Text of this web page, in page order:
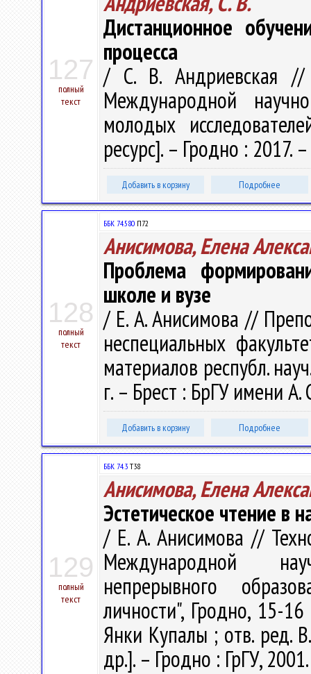
127
полный
текст
Дистанционное
процесса
/ С. В. Андриевская
Международной
молодых
ресурс]. – Гродно : 2017.
Добавить в корзину Подробнее
128
полный
текст
ББК 74.580 П72
Анисимова, Елена
Проблема
школе и вузе
/ Е. А. Анисимова //
неспециальных
материалов республ.
г. – Брест : БрГУ имени
Добавить в корзину Подробнее
129
полный
текст
ББК 74.3 Т38
Анисимова, Елена
Эстетическое чтение в
/ Е. А. Анисимова //
Международной
непрерывного
личности", Гродно, 15-
Янки Купалы ; отв. ред.
др.]. – Гродно : ГрГУ,